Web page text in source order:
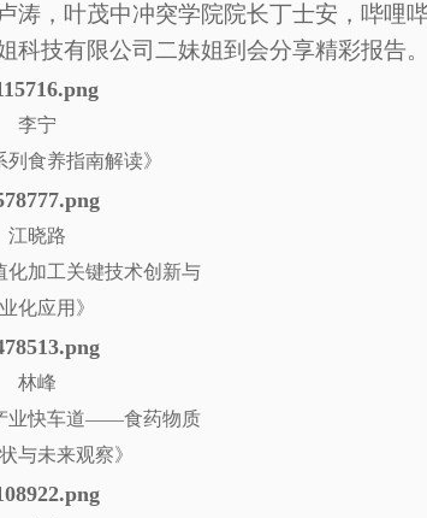
涛，叶茂中冲突学院院长丁士安，哔哩
技有限公司二妹姐到会分享精彩报告。
李宁
列食养指南解读》
江晓路
化加工关键技术创新与
化应用》
林峰
业快车道——食药物质
与未来观察》